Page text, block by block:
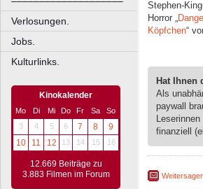
Verlosungen.
Jobs.
Kulturlinks.
Kinokalender
Mo Di Mi Do Fr Sa
So
3
4 5 6 7 8
9
10
11 12 13 14 15 16
12.669 Beiträge zu
3.883 Filmen im Forum
Stephen-
Horror „
Köpfchen“
Hat Ihnen
Als
paywall
finanziell